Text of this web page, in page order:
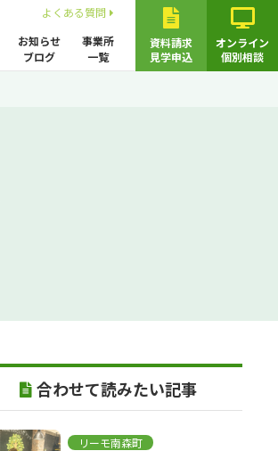
よくある質問
お知らせ
ブログ
事業所
一覧
資料請求
見学申込
オンライン
個別相談
合わせて読みたい記事
リーモ南森町